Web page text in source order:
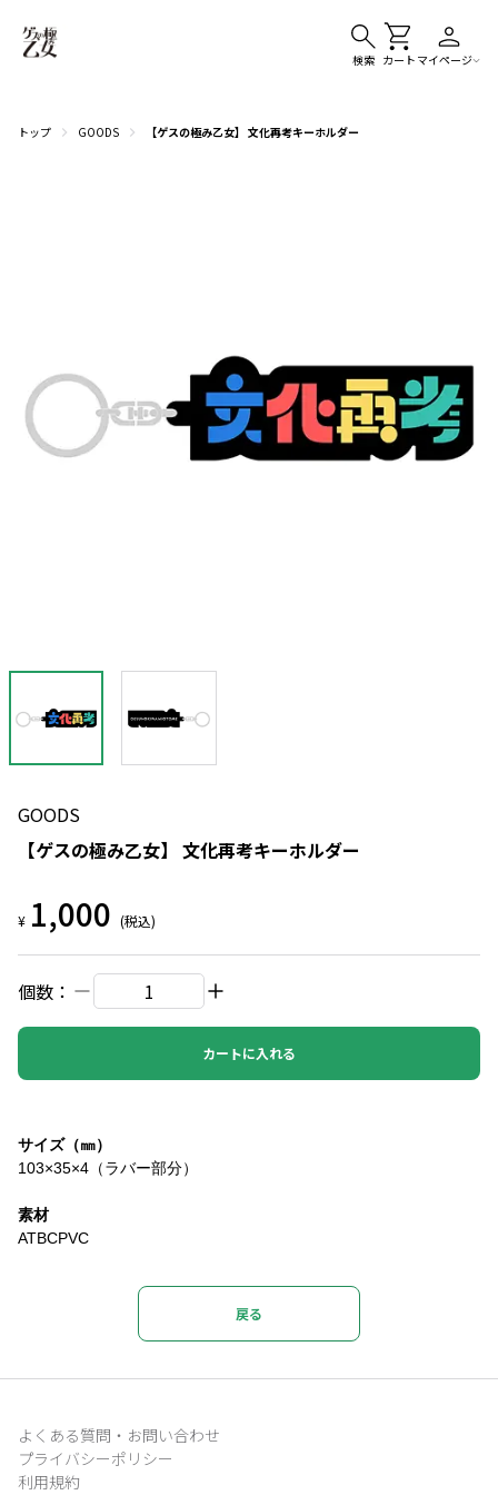
検索 カート マイページ
トップ GOODS 【ゲスの極み乙女】 文化再考キーホルダー
GOODS
【ゲスの極み乙女】 文化再考キーホルダー
¥ 1,000 (税込)
個数：
カートに入れる
サイズ（㎜）
103×35×4（ラバー部分）
素材
ATBCPVC
戻る
よくある質問・お問い合わせ
プライバシーポリシー
利用規約